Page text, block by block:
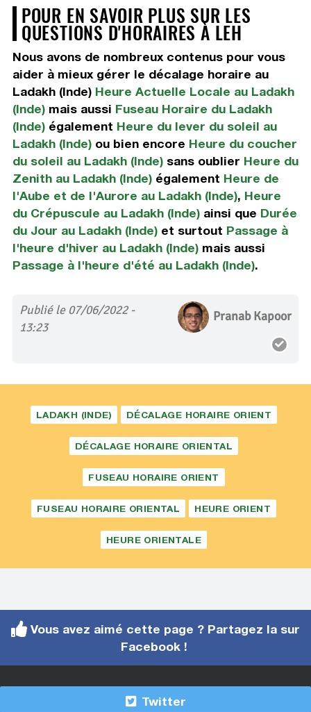
POUR EN SAVOIR PLUS SUR LES
QUESTIONS D'HORAIRES À LEH
Nous avons de nombreux contenus pour vous
aider à mieux gérer le décalage horaire au
Ladakh (Inde) Heure Actuelle Locale au Ladakh
(Inde)mais aussi Fuseau Horaire du Ladakh
(Inde)également Heure du lever du soleil au
Ladakh (Inde)ou bien encore Heure du coucher
du soleil au Ladakh (Inde)sans oublier Heure du
Zenith au Ladakh (Inde)également Heure de
l'Aube et de l'Aurore au Ladakh (Inde), Heure
du Crépuscule au Ladakh (Inde)ainsi que Durée
du Jour au Ladakh (Inde)et surtout Passage à
l'heure d'hiver au Ladakh (Inde)mais aussi
Passage à l'heure d'été au Ladakh (Inde).
Publié le 07/06/2022 -
13:23
Pranab Kapoor
LADAKH (INDE) DÉCALAGE HORAIRE ORIENT
DÉCALAGE HORAIRE ORIENTAL
FUSEAU HORAIRE ORIENT
FUSEAU HORAIRE ORIENTAL HEURE ORIENT
HEURE ORIENTALE
Vous avez aimé cette page ? Partagez la sur
Facebook !
Twitter